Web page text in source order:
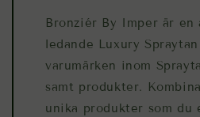
Bronziér By Imper är en
ledande Luxury
varumärken inom
samt produkter.
unika produkter som du